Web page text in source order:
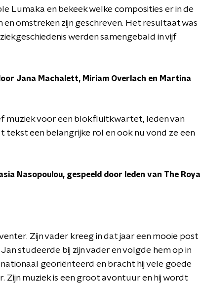
Lumaka en bekeek welke composities er in de
omstreken zijn geschreven. Het resultaat was
werden samengebald in vijf
Jana Machalett, Miriam Overlach en Martina
muziek voor een blokfluitkwartet, leden van
tekst een belangrijke rol en ook nu vond ze een
Nasopoulou, gespeeld door leden van The Royal
Zijn vader kreeg in dat jaar een mooie post
studeerde bij zijn vader en volgde hem op in
georiënteerd en bracht hij vele goede
Zijn muziek is een groot avontuur en hij wordt